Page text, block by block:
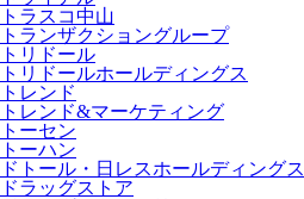
トラスコ中山
トランザクショングループ
トリドール
トリドールホールディングス
トレンド
トレンド&マーケティング
トーセン
トーハン
ドトール・日レスホールディングス
ドラッグストア